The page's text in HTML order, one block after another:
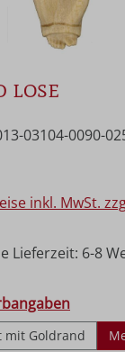
lose
03104-0090-
inkl. MwSt.
Lieferzeit: 6-8
mit Goldrand